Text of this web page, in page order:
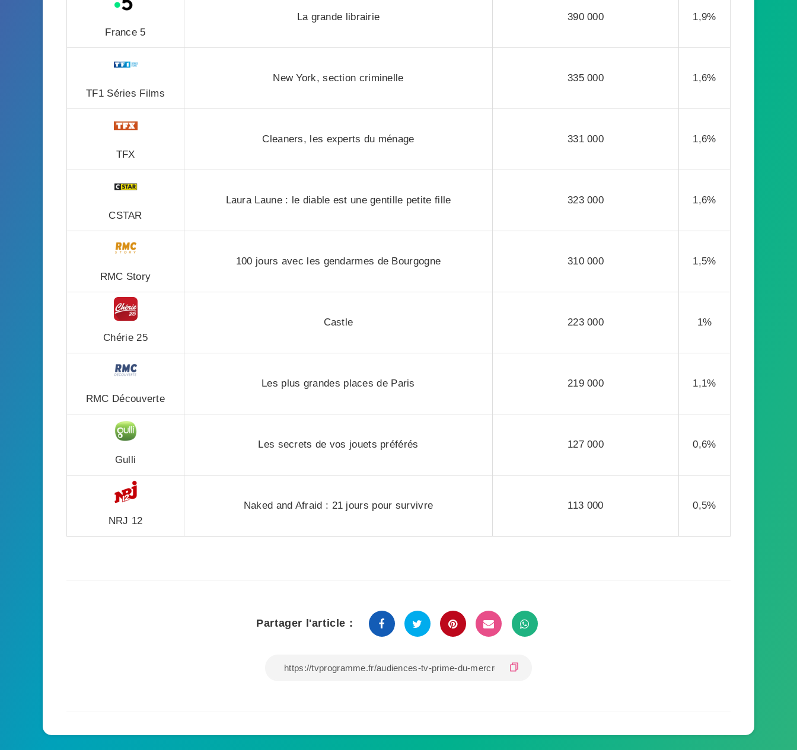
France 5
La grande librairie 390 000 1,9%
TF1 Séries Films
New York, section criminelle 335 000 1,6%
TFX
Cleaners, les experts du ménage 331 000 1,6%
CSTAR
Laura Laune : le diable est une gentille petite fille 323 000 1,6%
RMC Story
100 jours avec les gendarmes de Bourgogne 310 000 1,5%
Chérie 25
Castle 223 000 1%
RMC Découverte
Les plus grandes places de Paris 219 000 1,1%
Gulli
Les secrets de vos jouets préférés 127 000 0,6%
NRJ 12
Naked and Afraid : 21 jours pour survivre 113 000 0,5%
Partager l'article :
vie privée